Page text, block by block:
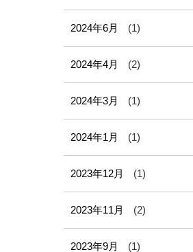
2024年6月 (1)
2024年4月 (2)
2024年3月 (1)
2024年1月 (1)
2023年12月 (1)
2023年11月 (2)
2023年9月 (1)